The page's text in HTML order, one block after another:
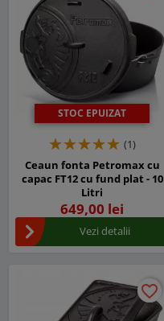
STOC EPUIZAT
(1)
Ceaun fonta Petromax cu
capac FT12 cu fund plat - 10
Litri
649,00 lei
Vezi detalii
favorite_border
favorite_border